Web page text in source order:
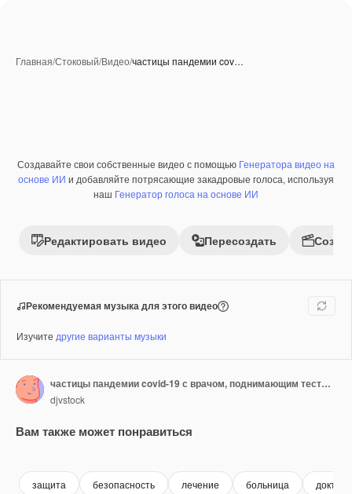
Главная/Стоковый/Видео/частицы пандемии cov…
Премиум
Создавайте свои собственные видео с помощью Генератора видео на
основе ИИ и добавляйте потрясающие закадровые голоса, используя
наш Генератор голоса на основе ИИ
Редактировать видео Пересоздать
Рекомендуемая музыка для этого видео
Изучите другие варианты музыки
частицы пандемии covid-19 с врачом, поднимающим тесты анимация коробки
djvstock
Вам также может понравиться
защита безопасность лечение больница доктор